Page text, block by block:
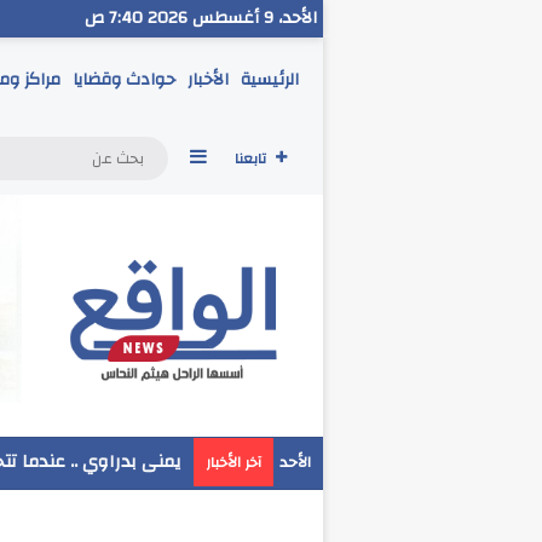
الأحد، 9 أغسطس 2026 7:40 ص
الرئيسية الأخبار حوادث وقضايا مراكز
تابعنا إضافة عمود جانبي
الأحد آخر الأخبار مدير تعليم البحر